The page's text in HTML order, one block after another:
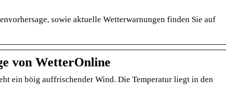
sowie aktuelle Wetterwarnungen finden Sie auf
von WetterOnline
ein böig auffrischender Wind. Die Temperatur liegt in den